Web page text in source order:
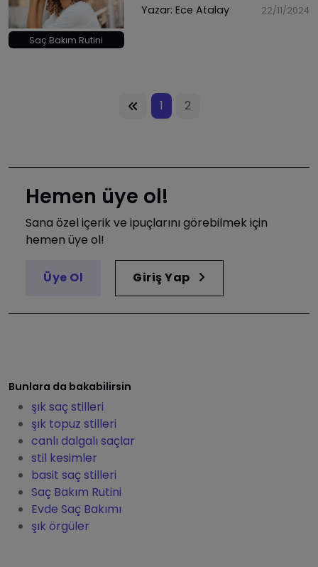
Saç Bakım Rutini
Yazar: Ece Atalay 22/11/2024
1 2
Hemen üye ol!
Sana özel içerik ve ipuçlarını görebilmek için
hemen üye ol!
Üye Ol Giriş Yap
Bunlara da bakabilirsin
şık saç stilleri
şık topuz stilleri
canlı dalgalı saçlar
stil kesimler
basit saç stilleri
Saç Bakım Rutini
Evde Saç Bakımı
şık örgüler